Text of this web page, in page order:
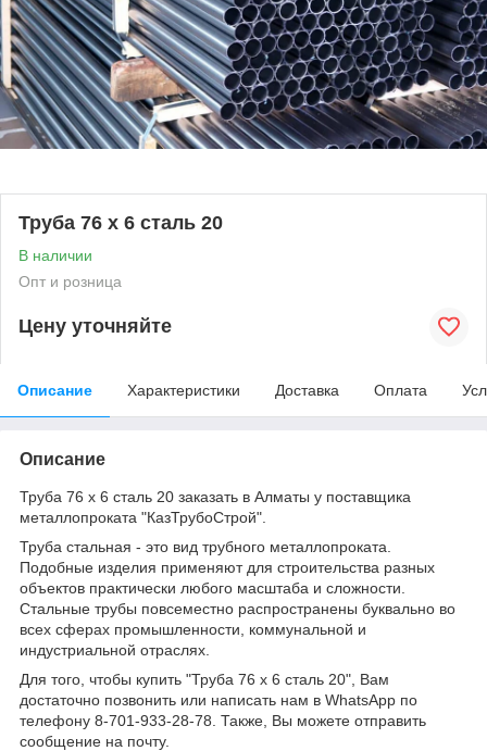
Труба 76 х 6 сталь 20
В наличии
Опт и розница
Цену уточняйте
Описание Характеристики Доставка Оплата
Описание
Труба 76 х 6 сталь 20 заказать в Алматы у поставщика
металлопроката "КазТрубоСтрой".
Труба стальная - это вид трубного металлопроката.
Подобные изделия применяют для строительства разных
объектов практически любого масштаба и сложности.
Стальные трубы повсеместно распространены буквально во
всех сферах промышленности, коммунальной и
индустриальной отраслях.
Для того, чтобы купить "Труба 76 х 6 сталь 20", Вам
достаточно позвонить или написать нам в WhatsApp по
телефону 8-701-933-28-78. Также, Вы можете отправить
сообщение на почту.